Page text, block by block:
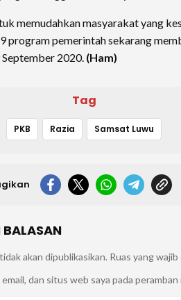
memudahkan masyarakat yang
program pemerintah sekarang
2020. (Ham)
Tag
PKB Razia Samsat Luwu
akan dipublikasikan. Ruas yang
email, dan situs web saya pada